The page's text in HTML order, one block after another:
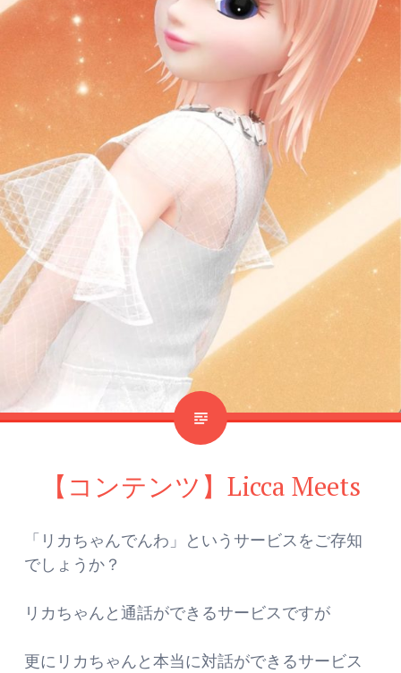
【コンテンツ】Licca Meets
「リカちゃんでんわ」というサービスをご存知
でしょうか？
リカちゃんと通話ができるサービスですが
更にリカちゃんと本当に対話ができるサービス